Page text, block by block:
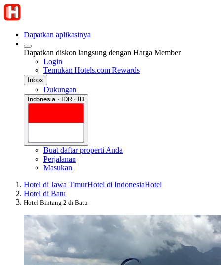
Dapatkan aplikasinya
Dapatkan diskon langsung dengan Harga Member
Login
Temukan Hotels.com Rewards
Inbox
Dukungan
Indonesia · IDR · ID
Buat daftar properti Anda
Perjalanan
Masukan
Hotel di Jawa TimurHotel di IndonesiaHotel
Hotel di Batu
Hotel Bintang 2 di Batu